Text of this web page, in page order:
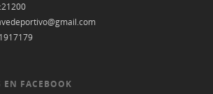
EN FACEBOOK